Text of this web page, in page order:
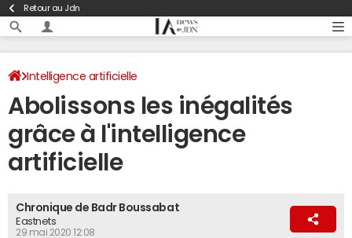
Retour au Jdn
Intelligence artificielle
Abolissons les inégalités
grâce à l'intelligence
artificielle
Chronique de Badr Boussabat
Eastnets
29 mai 2020 12:08